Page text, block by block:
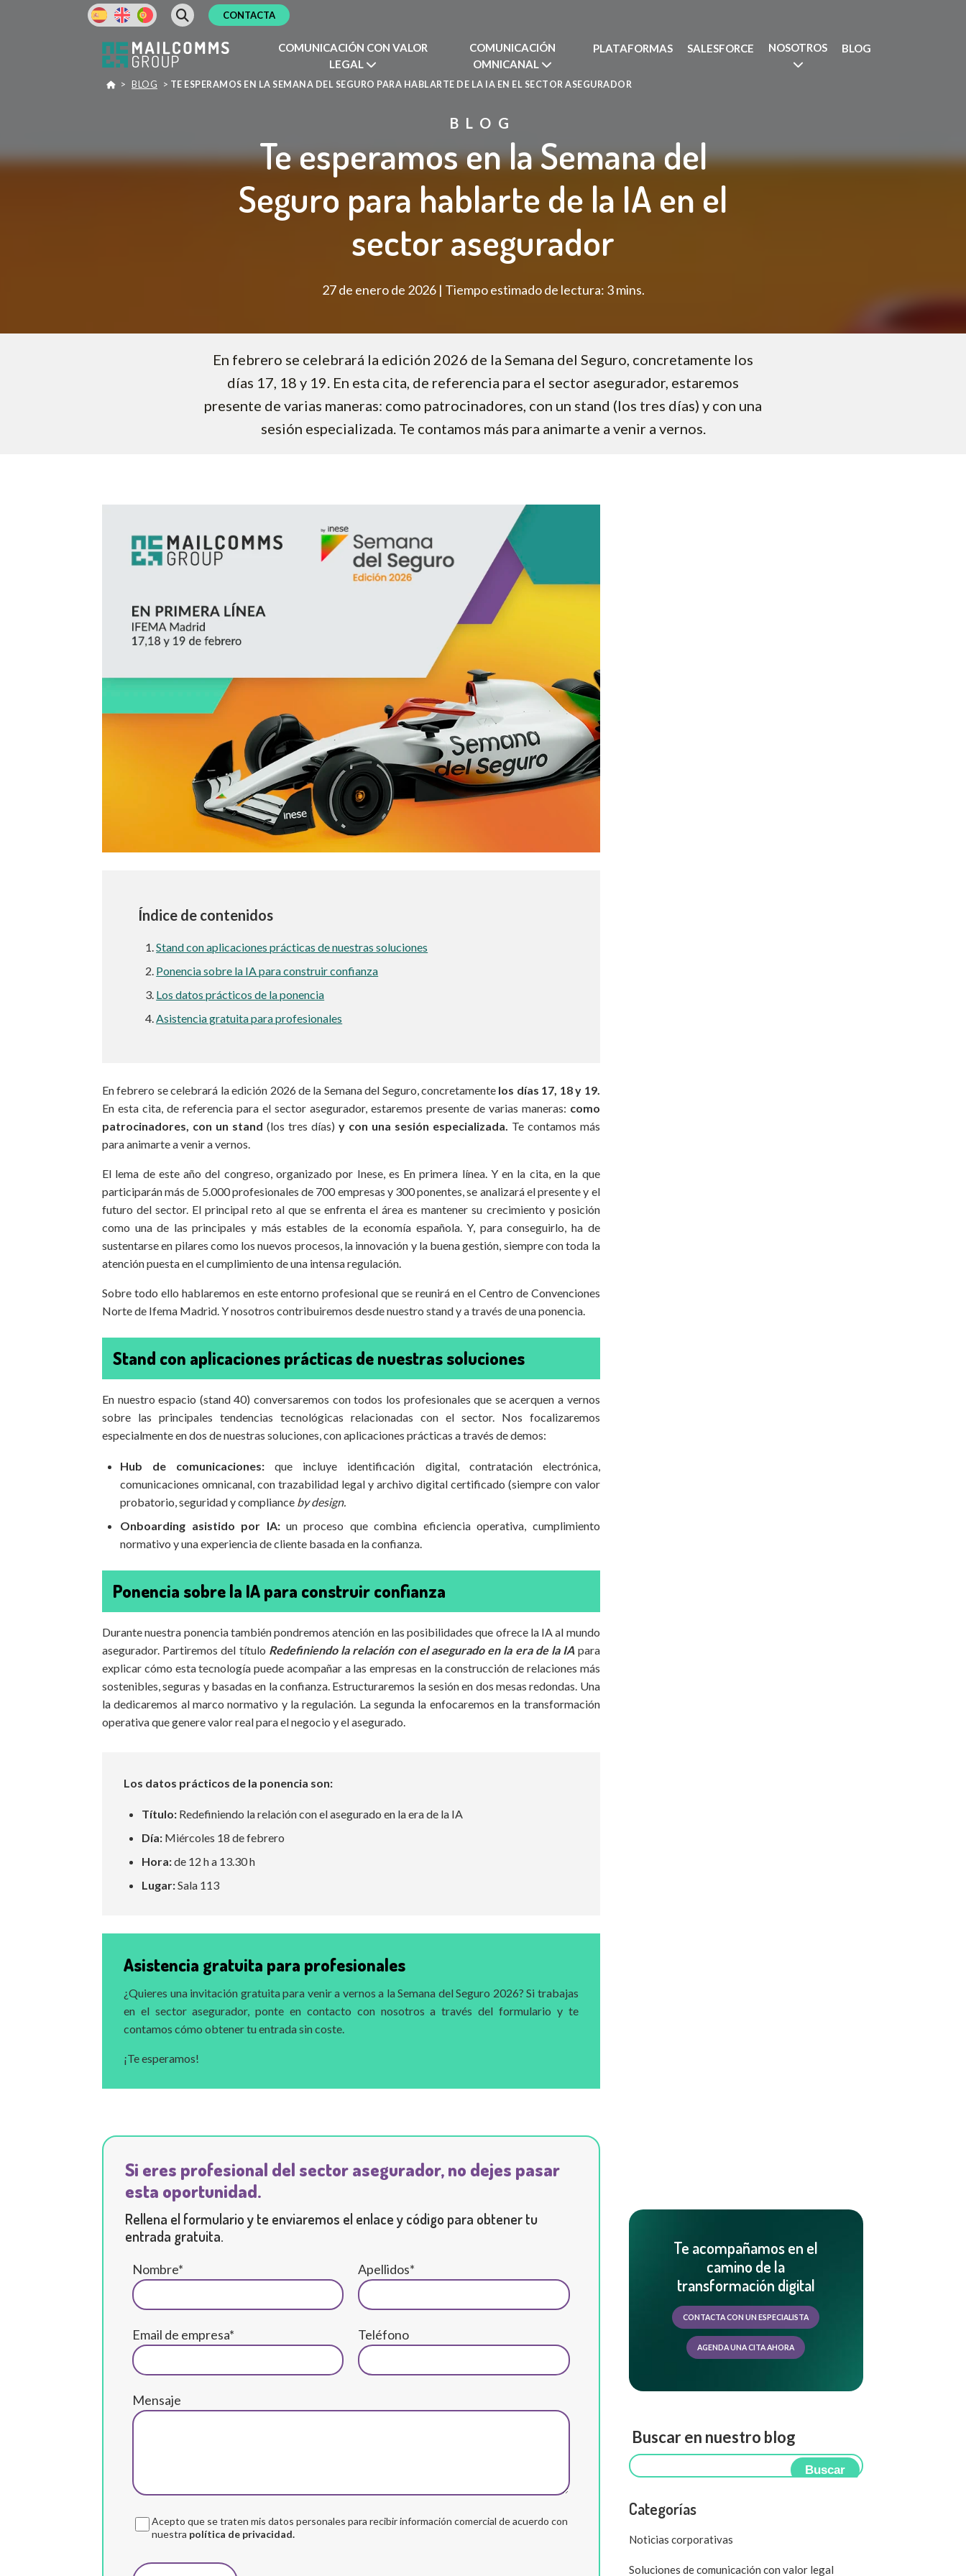
CONTACTA
COMUNICACIÓN CON VALOR
LEGAL
COMUNICACIÓN
OMNICANAL
PLATAFORMAS SALESFORCE NOSOTROS BLOG
> BLOG > TE ESPERAMOS EN LA SEMANA DEL SEGURO PARA HABLARTE DE LA IA EN EL SECTOR ASEGURADOR
BLOG
Te esperamos en la Semana del
Seguro para hablarte de la IA en el
sector asegurador
27 de enero de 2026 | Tiempo estimado de lectura: 3 mins.
En febrero se celebrará la edición 2026 de la Semana del Seguro, concretamente los
días 17, 18 y 19. En esta cita, de referencia para el sector asegurador, estaremos
presente de varias maneras: como patrocinadores, con un stand (los tres días) y con una
sesión especializada. Te contamos más para animarte a venir a vernos.
Índice de contenidos
Stand con aplicaciones prácticas de nuestras soluciones
Ponencia sobre la IA para construir confianza
Los datos prácticos de la ponencia
Asistencia gratuita para profesionales
En febrero se celebrará la edición 2026 de la Semana del Seguro, concretamente los días 17, 18 y 19.
En esta cita, de referencia para el sector asegurador, estaremos presente de varias maneras: como
patrocinadores, con un stand (los tres días) y con una sesión especializada. Te contamos más
para animarte a venir a vernos.
El lema de este año del congreso, organizado por Inese, es En primera línea. Y en la cita, en la que
participarán más de 5.000 profesionales de 700 empresas y 300 ponentes, se analizará el presente y el
futuro del sector. El principal reto al que se enfrenta el área es mantener su crecimiento y posición
como una de las principales y más estables de la economía española. Y, para conseguirlo, ha de
sustentarse en pilares como los nuevos procesos, la innovación y la buena gestión, siempre con toda la
atención puesta en el cumplimiento de una intensa regulación.
Sobre todo ello hablaremos en este entorno profesional que se reunirá en el Centro de Convenciones
Norte de Ifema Madrid. Y nosotros contribuiremos desde nuestro stand y a través de una ponencia.
Stand con aplicaciones prácticas de nuestras soluciones
En nuestro espacio (stand 40) conversaremos con todos los profesionales que se acerquen a vernos
sobre las principales tendencias tecnológicas relacionadas con el sector. Nos focalizaremos
especialmente en dos de nuestras soluciones, con aplicaciones prácticas a través de demos:
Hub de comunicaciones: que incluye identificación digital, contratación electrónica,
comunicaciones omnicanal, con trazabilidad legal y archivo digital certificado (siempre con valor
probatorio, seguridad y compliance by design.
Onboarding asistido por IA:un proceso que combina eficiencia operativa, cumplimiento
normativo y una experiencia de cliente basada en la confianza.
Ponencia sobre la IA para construir confianza
Durante nuestra ponencia también pondremos atención en las posibilidades que ofrece la IA al mundo
asegurador. Partiremos del título Redefiniendo la relación con el asegurado en la era de la IA para
explicar cómo esta tecnología puede acompañar a las empresas en la construcción de relaciones más
sostenibles, seguras y basadas en la confianza. Estructuraremos la sesión en dos mesas redondas. Una
la dedicaremos al marco normativo y la regulación. La segunda la enfocaremos en la transformación
operativa que genere valor real para el negocio y el asegurado.
Los datos prácticos de la ponencia son:
Título: Redefiniendo la relación con el asegurado en la era de la IA
Día: Miércoles 18 de febrero
Hora:de 12 h a 13.30 h
Lugar:Sala 113
Asistencia gratuita para profesionales
¿Quieres una invitación gratuita para venir a vernos a la Semana del Seguro 2026? Si trabajas
en el sector asegurador, ponte en contacto con nosotros a través del formulario y te
contamos cómo obtener tu entrada sin coste.
¡Te esperamos!
Si eres profesional del sector asegurador, no dejes pasar
esta oportunidad.
Rellena el formulario y te enviaremos el enlace y código para obtener tu
entrada gratuita.
Nombre* Apellidos*
Email de empresa* Teléfono
Mensaje
Acepto que se traten mis datos personales para recibir información comercial de acuerdo con
nuestra política de privacidad.
Te acompañamos en el
camino de la
transformación digital
CONTACTA CON UN ESPECIALISTA
AGENDA UNA CITA AHORA
Buscar en nuestro blog
Buscar
Categorías
Noticias corporativas
Soluciones de comunicación con valor legal